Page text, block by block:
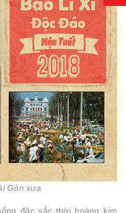
Gòn xưa
đặc sắc thời hoàng kim